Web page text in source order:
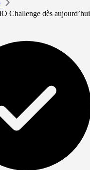
Challenge dès aujourd’hui